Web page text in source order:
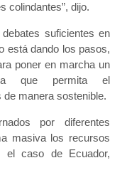
colindantes”, dijo.
suficientes en
está dando los pasos,
poner en marcha un
que permita el
manera sostenible.
por diferentes
masiva los recursos
el caso de Ecuador,